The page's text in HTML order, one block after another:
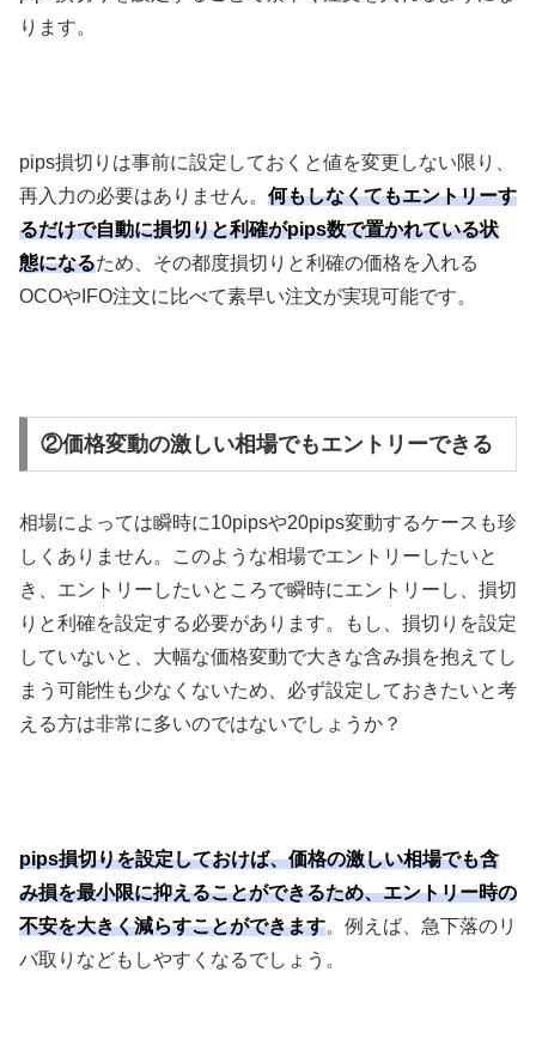
ります。
pips損切りは事前に設定しておくと値を変更しない限り、
再入力の必要はありません。 何もしなくてもエントリーす
るだけで自動に損切りと利確がpips数で置かれている状
態になるため、その都度損切りと利確の価格を入れる
OCOや IFO注文に比べて素早い注文が実現可能です。
②価格変動の激しい相場でもエントリーできる
相場によっては瞬時に10pipsや20pips変動するケースも珍
しくありません。このような相場でエントリーしたいと
き、エントリーしたいところで瞬時にエントリーし、損切
りと利確を設定する必要があります。もし、損切りを設定
していないと、大幅な価格変動で大きな含み損を抱えてし
まう可能性も少なくないため、必ず設定しておきたいと考
える方は非常に多いのではないでしょうか？
pips損切りを設定しておけば、価格の激しい相場でも含
み損を最小限に抑えることができるため、エントリー時の
不安を大きく減らすことができます。例えば、急下落のリ
バ取りなどもしやすくなるでしょう。